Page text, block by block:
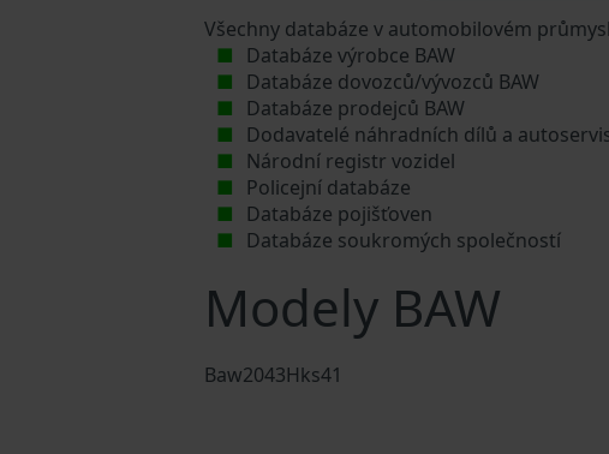
Všechny databáze v automobilovém
Databáze výrobce BAW
Databáze dovozců/vývozců BAW
Databáze prodejců BAW
Dodavatelé náhradních dílů a
Národní registr vozidel
Policejní databáze
Databáze pojišťoven
Databáze soukromých společností
Modely BAW
Baw2043Hks41